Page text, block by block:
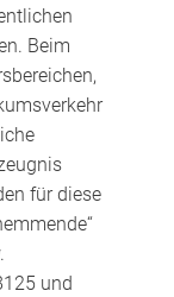
Beim
für diese
und